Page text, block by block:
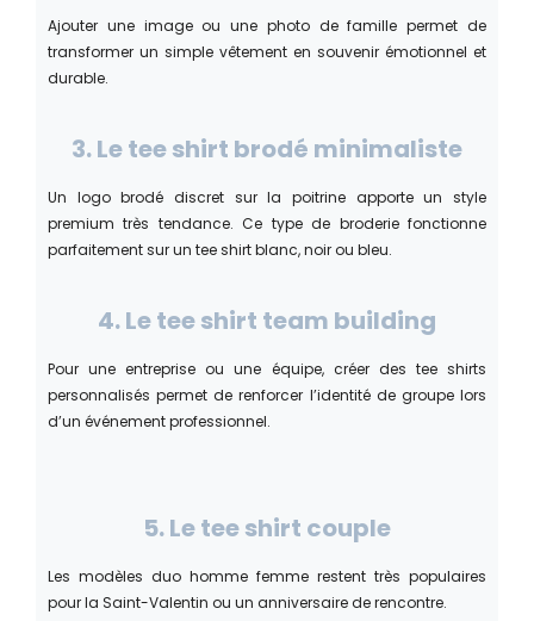
Ajouter une image ou une photo de famille permet de
transformer un simple vêtement en souvenir émotionnel et
durable.
3. Le tee shirt brodé minimaliste
Un logo brodé discret sur la poitrine apporte un style
premium très tendance. Ce type de broderie fonctionne
parfaitement sur un tee shirt blanc, noir ou bleu.
4. Le tee shirt team building
Pour une entreprise ou une équipe, créer des tee shirts
personnalisés permet de renforcer l’identité de groupe lors
d’un événement professionnel.
5. Le tee shirt couple
Les modèles duo homme femme restent très populaires
pour la Saint-Valentin ou un anniversaire de rencontre.